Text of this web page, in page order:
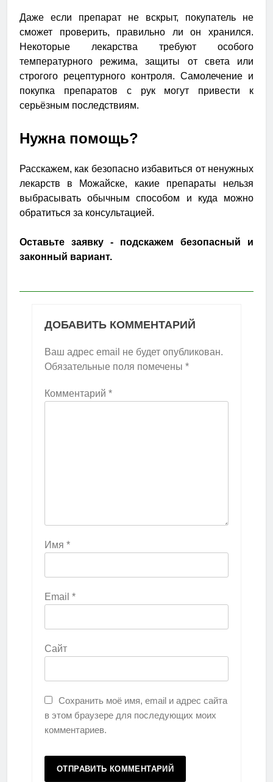
Даже если препарат не вскрыт, покупатель не
сможет проверить, правильно ли он хранился.
Некоторые лекарства требуют особого
температурного режима, защиты от света или
строгого рецептурного контроля. Самолечение и
покупка препаратов с рук могут привести к
серьёзным последствиям.
Нужна помощь?
Расскажем, как безопасно избавиться от ненужных
лекарств в Можайске, какие препараты нельзя
выбрасывать обычным способом и куда можно
обратиться за консультацией.
Оставьте заявку - подскажем безопасный и
законный вариант.
ДОБАВИТЬ КОММЕНТАРИЙ
Ваш адрес email не будет опубликован.
Обязательные поля помечены *
Комментарий *
Имя *
Email *
Сайт
Сохранить моё имя, email и адрес сайта
в этом браузере для последующих моих
комментариев.